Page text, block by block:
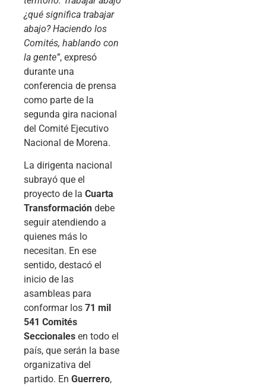
¿qué significa trabajar
abajo? Haciendo los
Comités, hablando con
la gente”, expresó
durante una
conferencia de prensa
como parte de la
segunda gira nacional
del Comité Ejecutivo
Nacional de Morena.
La dirigenta nacional
subrayó que el
proyecto de la Cuarta
Transformación debe
seguir atendiendo a
quienes más lo
necesitan. En ese
sentido, destacó el
inicio de las
asambleas para
conformar los 71 mil
541 Comités
Seccionales en todo el
país, que serán la base
organizativa del
partido. En Guerrero,